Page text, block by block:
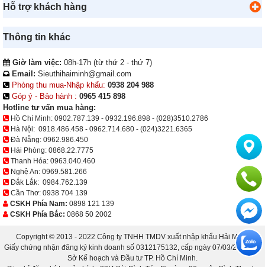
Hỗ trợ khách hàng
Thông tin khác
Giờ làm việc: 08h-17h (từ thứ 2 - thứ 7)
Email: Sieuthihaiminh@gmail.com
Phòng thu mua-Nhập khẩu: 0938 204 988
Góp ý - Bảo hành : 0965 415 898
Hotline tư vấn mua hàng:
Hồ Chí Minh: 0902.787.139 - 0932.196.898 - (028)3510.2786
Hà Nội: 0918.486.458 - 0962.714.680 - (024)3221.6365
Đà Nẵng: 0962.986.450
Hải Phòng: 0868.22.7775
Thanh Hóa: 0963.040.460
Nghệ An: 0969.581.266
Đắk Lắk: 0984.762.139
Cần Thơ: 0938 704 139
CSKH Phía Nam: 0898 121 139
CSKH Phía Bắc: 0868 50 2002
Copyright © 2013 - 2022 Công ty TNHH TMDV xuất nhập khẩu Hải Minh.
Giấy chứng nhận đăng ký kinh doanh số 0312175132, cấp ngày 07/03/2013 bởi
Sở Kế hoạch và Đầu tư TP. Hồ Chí Minh.